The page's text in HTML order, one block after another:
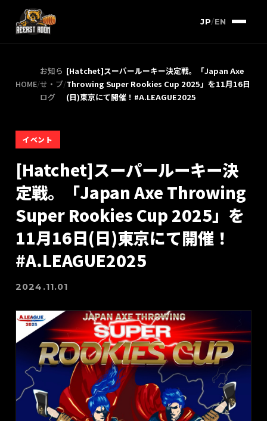
JP/EN
HOME/
お知ら
せ・ブ
ログ
/
[Hatchet]スーパールーキー決定戦。「Japan Axe
Throwing Super Rookies Cup 2025」を11月16日
(日)東京にて開催！#A.LEAGUE2025
イベント
[Hatchet]スーパールーキー決
定戦。「Japan Axe Throwing
Super Rookies Cup 2025」を
11月16日(日)東京にて開催！
#A.LEAGUE2025
2024.11.01